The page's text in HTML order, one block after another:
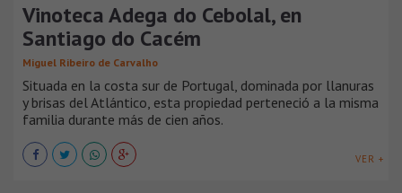
Vinoteca Adega do Cebolal, en
Santiago do Cacém
Miguel Ribeiro de Carvalho
Situada en la costa sur de Portugal, dominada por llanuras
y brisas del Atlántico, esta propiedad perteneció a la misma
familia durante más de cien años.
VER +